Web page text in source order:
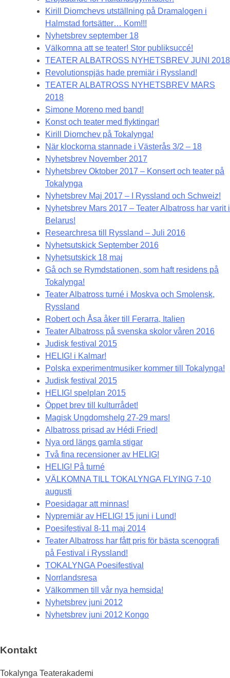
Kirill Diomchevs utställning på Dramalogen i
Halmstad fortsätter… Kom!!!
Nyhetsbrev september 18
Välkomna att se teater! Stor publiksuccé!
TEATER ALBATROSS NYHETSBREV JUNI 2018
Revolutionspjäs hade premiär i Ryssland!
TEATER ALBATROSS NYHETSBREV MARS
2018
Simone Moreno med band!
Konst och teater med flyktingar!
Kirill Diomchev på Tokalynga!
När klockorna stannade i Västerås 3/2 – 18
Nyhetsbrev November 2017
Nyhetsbrev Oktober 2017 – Konsert och teater på
Tokalynga
Nyhetsbrev Maj 2017 – I Ryssland och Schweiz!
Nyhetsbrev Mars 2017 – Teater Albatross har varit i
Belarus!
Researchresa till Ryssland – Juli 2016
Nyhetsutskick September 2016
Nyhetsutskick 18 maj
Gå och se Rymdstationen, som haft residens på
Tokalynga!
Teater Albatross turné i Moskva och Smolensk,
Ryssland
Robert och Åsa åker till Ferarra, Italien
Teater Albatross på svenska skolor våren 2016
Judisk festival 2015
HELIG! i Kalmar!
Polska experimentmusiker kommer till Tokalynga!
Judisk festival 2015
HELIG! spelplan 2015
Öppet brev till kulturrådet!
Magisk Ungdomshelg 27-29 mars!
Albatross prisad av Hédi Fried!
Nya ord längs gamla stigar
Två fina recensioner av HELIG!
HELIG! På turné
VÄLKOMNA TILL TOKALYNGA FLYING 7-10
augusti
Poesidagar att minnas!
Nypremiär av HELIG! 15 juni i Lund!
Poesifestival 8-11 maj 2014
Teater Albatross har fått pris för bästa scenografi
på Festival i Ryssland!
TOKALYNGA Poesifestival
Norrlandsresa
Välkommen till vår nya hemsida!
Nyhetsbrev juni 2012
Nyhetsbrev juni 2012 Kongo
Kontakt
Tokalynga Teaterakademi